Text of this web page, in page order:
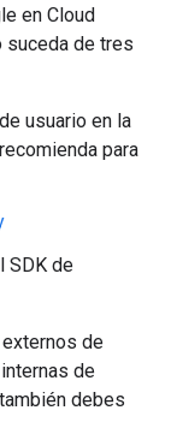
en Cloud
suceda de tres
usuario en la
para
SDK de
de
de
debes